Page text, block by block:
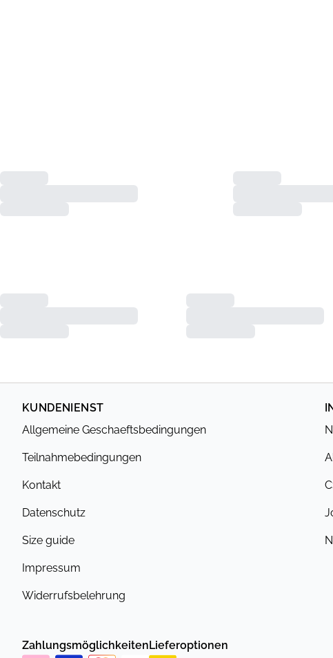
KUNDENIENST
Allgemeine Geschaeftsbedingungen
Teilnahmebedingungen
Kontakt
Datenschutz
Size guide
Impressum
Widerrufsbelehrung
ZahlungsmöglichkeitenLieferoptionen